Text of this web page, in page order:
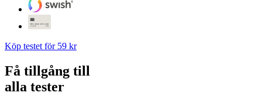
Köp testet för 59 kr
Få tillgång till
alla tester